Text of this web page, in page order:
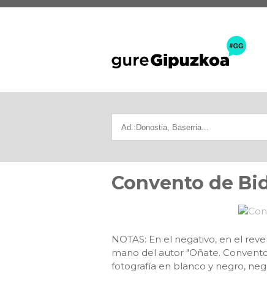
Convento de
NOTAS: En el negativo, en el
mano del autor "Oñate.
fotografía en blanco y negro,